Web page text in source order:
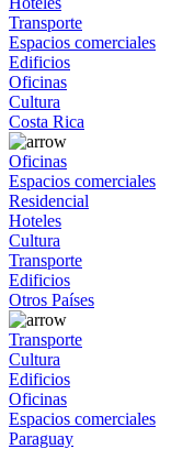
Transporte
Espacios comerciales
Edificios
Oficinas
Cultura
Costa Rica
Oficinas
Espacios comerciales
Residencial
Hoteles
Cultura
Transporte
Edificios
Otros Países
Transporte
Cultura
Edificios
Oficinas
Espacios comerciales
Paraguay